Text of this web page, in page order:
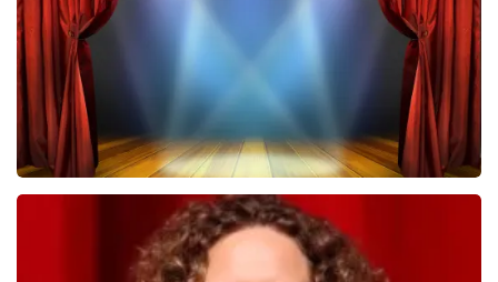
BESTEL NU
40 45 De Musical
laatste 30 minuten